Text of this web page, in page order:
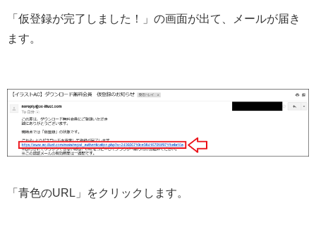
「仮登録が完了しました！」の画面が出て、メールが届き
ます。
「青色のURL」をクリックします。